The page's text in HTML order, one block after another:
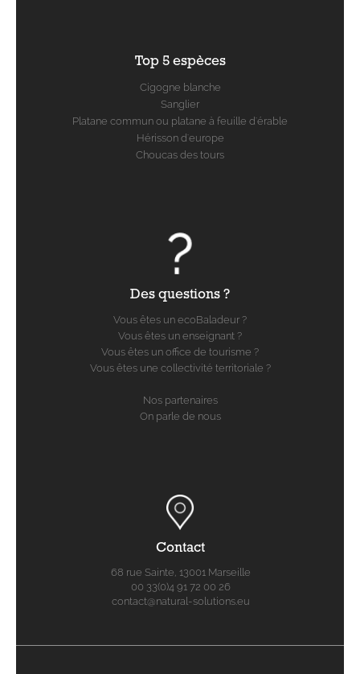
Top 5 espèces
Cigogne blanche
Sanglier
Platane commun ou platane à feuille d'érable
Hérisson d'europe
Choucas des tours
Des questions ?
Vous êtes un ecoBaladeur ?
Vous êtes un enseignant ?
Vous êtes un office de tourisme ?
Vous êtes une collectivité territoriale ?
Nos partenaires
On parle de nous
Contact
68 rue Sainte, 13001 Marseille
00 33(0)4 91 72 00 26
contact@natural-solutions.eu